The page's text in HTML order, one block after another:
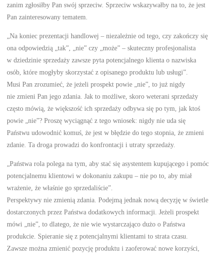
zanim zgłosiłby Pan swój sprzeciw. Sprzeciw wskazywałby na to, że jest
Pan zainteresowany tematem.
„Na koniec prezentacji handlowej – niezależnie od tego, czy zakończy się
ona odpowiedzią „tak”, „nie” czy „może” – skuteczny profesjonalista
w dziedzinie sprzedaży zawsze pyta potencjalnego klienta o nazwiska
osób, które mogłyby skorzystać z opisanego produktu lub usługi”.
Musi Pan zrozumieć, że jeżeli prospekt powie „nie”, to już nigdy
nie zmieni Pan jego zdania. Jak to możliwe, skoro weterani sprzedaży
często mówią, że większość ich sprzedaży odbywa się po tym, jak ktoś
powie „nie”? Proszę wyciągnąć z tego wniosek: nigdy nie uda się
Państwu udowodnić komuś, że jest w błędzie do tego stopnia, że zmieni
zdanie. Ta droga prowadzi do konfrontacji i utraty sprzedaży.
„Państwa rola polega na tym, aby stać się asystentem kupującego i pomóc
potencjalnemu klientowi w dokonaniu zakupu – nie po to, aby miał
wrażenie, że właśnie go sprzedaliście”.
Perspektywy nie zmienią zdania. Podejmą jednak nową decyzję w świetle
dostarczonych przez Państwa dodatkowych informacji. Jeżeli prospekt
mówi „nie”, to dlatego, że nie wie wystarczająco dużo o Państwa
produkcie. Spieranie się z potencjalnymi klientami to strata czasu.
Zawsze można zmienić pozycję produktu i zaoferować nowe korzyści,